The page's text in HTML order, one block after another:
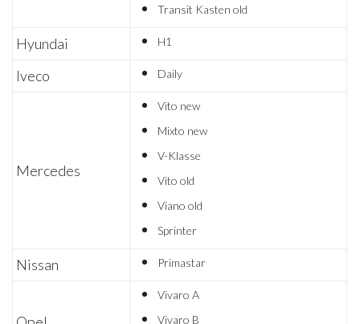
Transit Kasten old
​Hyundai​ H1
Iveco Daily
Mercedes
Vito new
Mixto new
V-Klasse
Vito old
Viano old
Sprinter
Nissan Primastar
Vivaro A
Vivaro B